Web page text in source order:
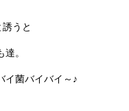
うと
。
イ菌バイバイ～♪